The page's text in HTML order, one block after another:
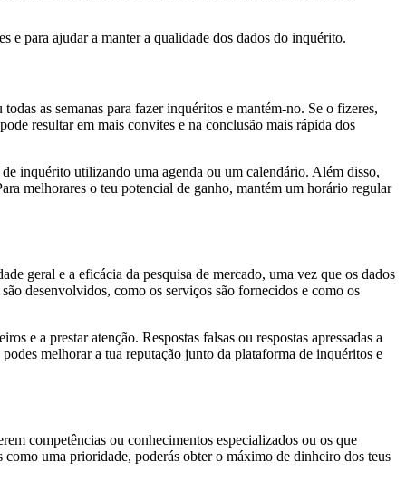
e para ajudar a manter a qualidade dos dados do inquérito.
as semanas para fazer inquéritos e mantém-no. Se o fizeres,
resultar em mais convites e na conclusão mais rápida dos
inquérito utilizando uma agenda ou um calendário. Além disso,
melhorares o teu potencial de ganho, mantém um horário regular
geral e a eficácia da pesquisa de mercado, uma vez que os dados
desenvolvidos, como os serviços são fornecidos e como os
e a prestar atenção. Respostas falsas ou respostas apressadas a
melhorar a tua reputação junto da plataforma de inquéritos e
competências ou conhecimentos especializados ou os que
uma prioridade, poderás obter o máximo de dinheiro dos teus